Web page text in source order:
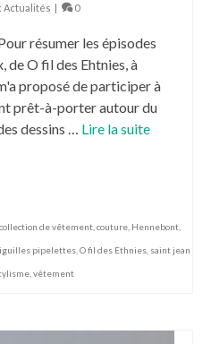
Actualités | 0
résumer les épisodes
de O fil des Ehtnies, à
proposé de participer à
prêt-à-porter autour du
dessins … Lire la suite
collection de vêtement couture Hennebont
pipelettes O fil des Ethnies saint jean
vêtement